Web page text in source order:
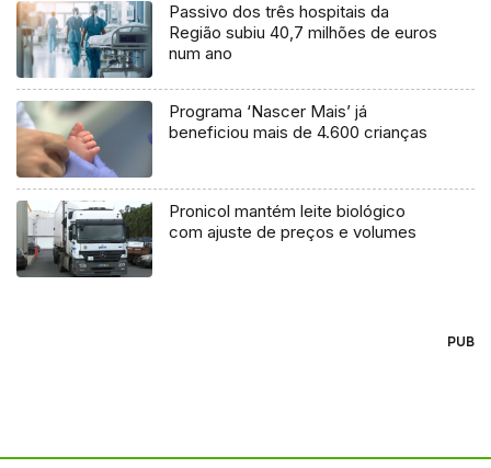
Passivo dos três hospitais da
Região subiu 40,7 milhões de euros
num ano
Programa ‘Nascer Mais’ já
beneficiou mais de 4.600 crianças
Pronicol mantém leite biológico
com ajuste de preços e volumes
PUB